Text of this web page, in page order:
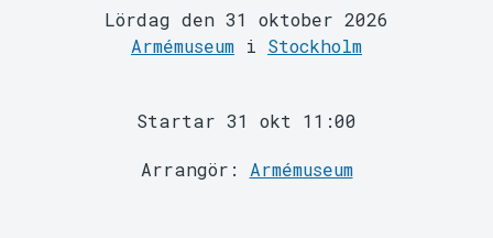
MyTickster
Lördag den 31 oktober 2026
Armémuseum i Stockholm
Startar 31 okt 11:00
Arrangör: Armémuseum